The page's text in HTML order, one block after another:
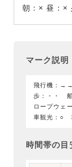
朝：× 昼：×
マーク説明
飛行機：
歩：・・ 船
ロープウェ
車観光：○
時間帯の目